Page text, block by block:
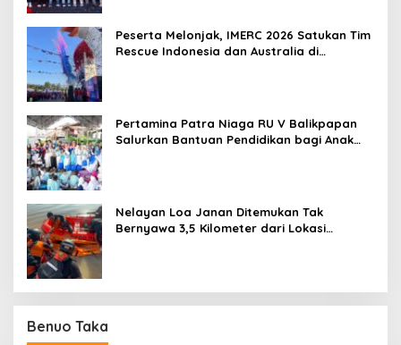
Peserta Melonjak, IMERC 2026 Satukan Tim
Rescue Indonesia dan Australia di
Pertamina Patra Niaga RU V Balikpapan
Salurkan Bantuan Pendidikan bagi Anak
Nelayan Loa Janan Ditemukan Tak
Bernyawa 3,5 Kilometer dari Lokasi
Benuo Taka